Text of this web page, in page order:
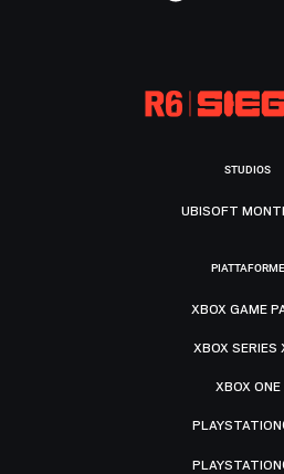
STUDIOS
UBISOFT
PIATTAFORME
XBOX GAME
XBOX SERIES
XBOX ONE